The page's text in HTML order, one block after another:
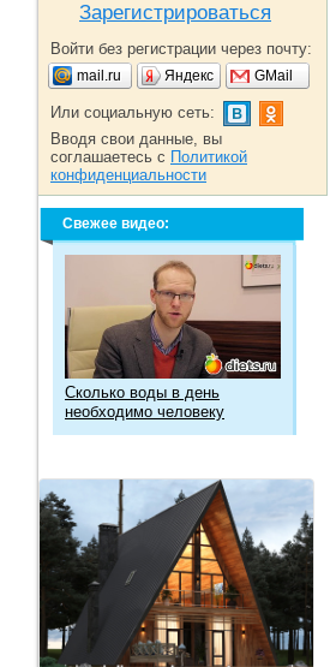
Зарегистрироваться
Войти без регистрации через почту:
mail.ru Яндекс GMail
Или социальную сеть:
Вводя свои данные, вы
соглашаетесь с Политикой
конфиденциальности
Свежее видео:
Сколько воды в день
необходимо человеку